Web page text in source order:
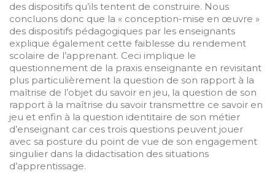
des dispositifs qu’ils tentent de construire. Nous
concluons donc que la « conception-mise en œuvre »
des dispositifs pédagogiques par les enseignants
explique également cette faiblesse du rendement
scolaire de l’apprenant. Ceci implique le
questionnement de la praxis enseignante en revisitant
plus particulièrement la question de son rapport à la
maîtrise de l’objet du savoir en jeu, la question de son
rapport à la maîtrise du savoir transmettre ce savoir en
jeu et enfin à la question identitaire de son métier
d’enseignant car ces trois questions peuvent jouer
avec sa posture du point de vue de son engagement
singulier dans la didactisation des situations
d’apprentissage.